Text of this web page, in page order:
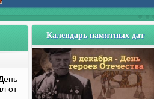
от
Календарь памятных дат